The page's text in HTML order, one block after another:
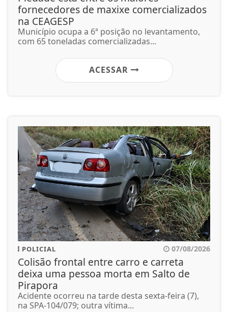
fornecedores de maxixe comercializados
na CEAGESP
Município ocupa a 6ª posição no levantamento,
com 65 toneladas comercializadas...
ACESSAR
POLICIAL 07/08/2026
Colisão frontal entre carro e carreta
deixa uma pessoa morta em Salto de
Pirapora
Acidente ocorreu na tarde desta sexta-feira (7),
na SPA-104/079; outra vítima...